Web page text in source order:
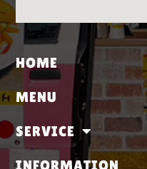
HOME
MENU
SERVICE
INFORMATION